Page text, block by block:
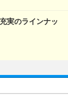
実のラインナッ